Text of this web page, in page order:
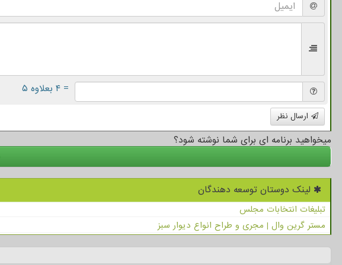
= ۴ بعلاوه ۵
ارسال نظر
میخواهید برنامه ای برای شما نوشته شود؟
لینک دوستان توسعه دهندگان
تبلیغات انتخابات مجلس
مستر گرین وال | مجری و طراح انواع دیوار سبز